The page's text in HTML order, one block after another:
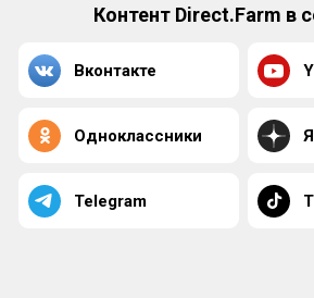
Контент Direct.Farm в
Вконтакте
Одноклассники
Telegram